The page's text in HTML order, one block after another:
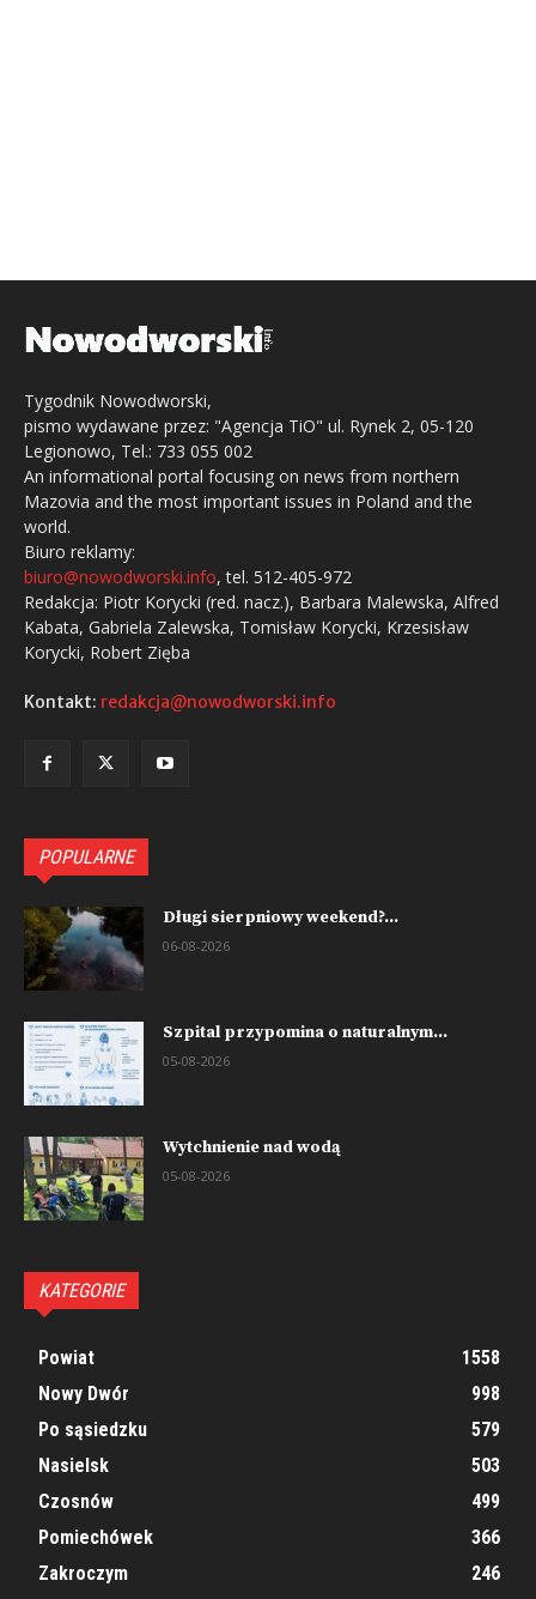
Tygodnik Nowodworski,
pismo wydawane przez: "Agencja TiO" ul. Rynek 2, 05-120
Legionowo, Tel.: 733 055 002
An informational portal focusing on news from northern
Mazovia and the most important issues in Poland and the
world.
Biuro reklamy:
biuro@nowodworski.info, tel. 512-405-972
Redakcja: Piotr Korycki (red. nacz.), Barbara Malewska, Alfred
Kabata, Gabriela Zalewska, Tomisław Korycki, Krzesisław
Korycki, Robert Zięba
Kontakt: redakcja@nowodworski.info
POPULARNE
Długi sierpniowy weekend?...
06-08-2026
Szpital przypomina o naturalnym...
05-08-2026
Wytchnienie nad wodą
05-08-2026
KATEGORIE
Powiat
1558
Nowy Dwór
998
Po sąsiedzku
579
Nasielsk
503
Czosnów
499
Pomiechówek
366
Zakroczym
246